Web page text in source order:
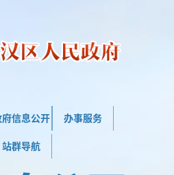
府信息公开 办事服务
站群导航